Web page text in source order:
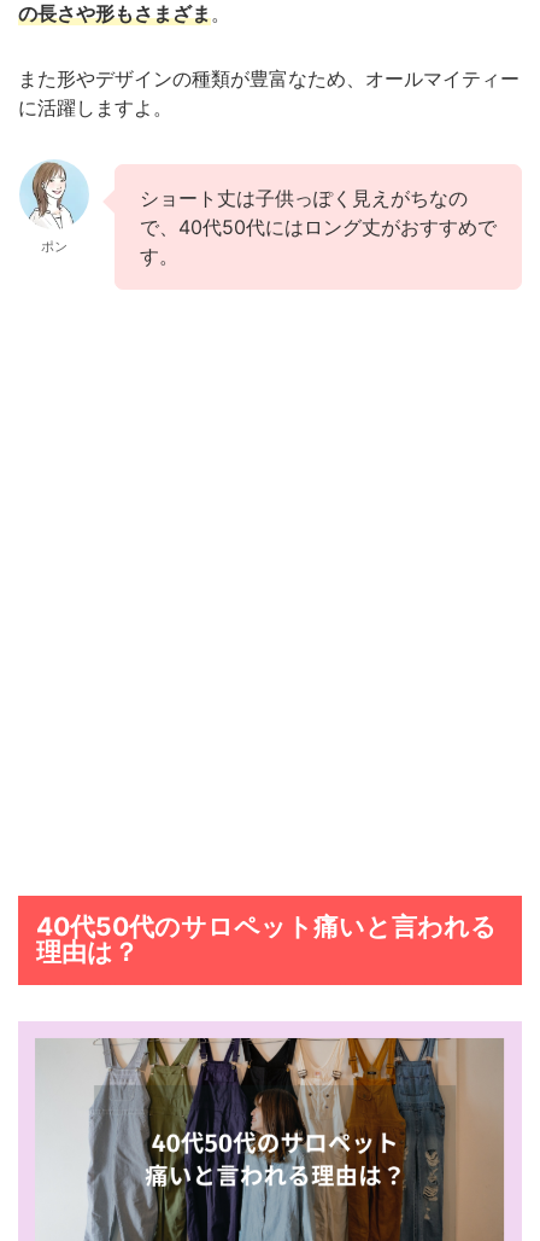
の長さや形もさまざま。
また形やデザインの種類が豊富なため、オールマイティー
に活躍しますよ。
ポン
ショート丈は子供っぽく見えがちなの
で、40代50代にはロング丈がおすすめで
す。
40代50代のサロペット痛いと言われる
理由は？